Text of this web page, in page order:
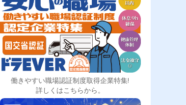
働きやすい職場認証制度取得企業特集!
詳しくはこちらから。